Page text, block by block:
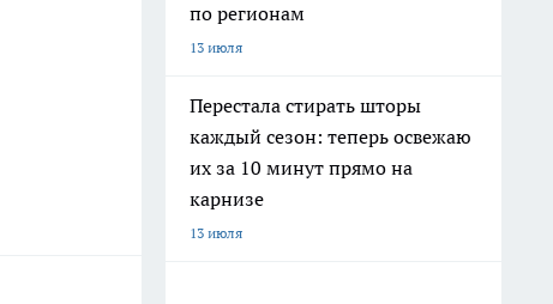
по регионам
13 июля
Перестала стирать шторы
каждый сезон: теперь освежаю
их за 10 минут прямо на
карнизе
13 июля